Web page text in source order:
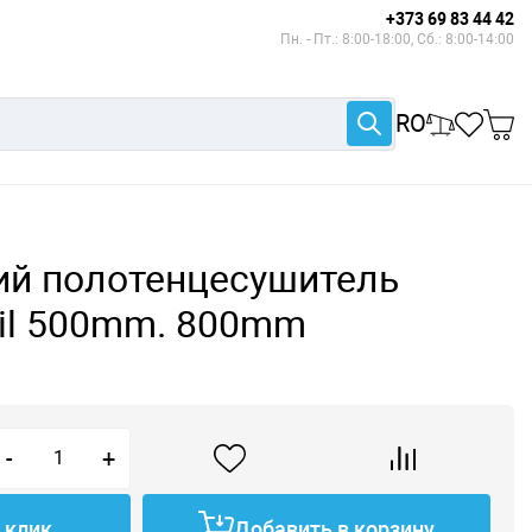
+373 69 83 44 42
Пн. - Пт.: 8:00-18:00, Сб.: 8:00-14:00
RO
полотенцесушитель
500mm. 800mm
- +